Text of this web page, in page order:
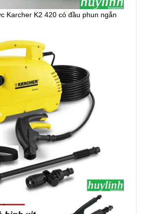
Karcher K2 420 có đầu phun ngắn